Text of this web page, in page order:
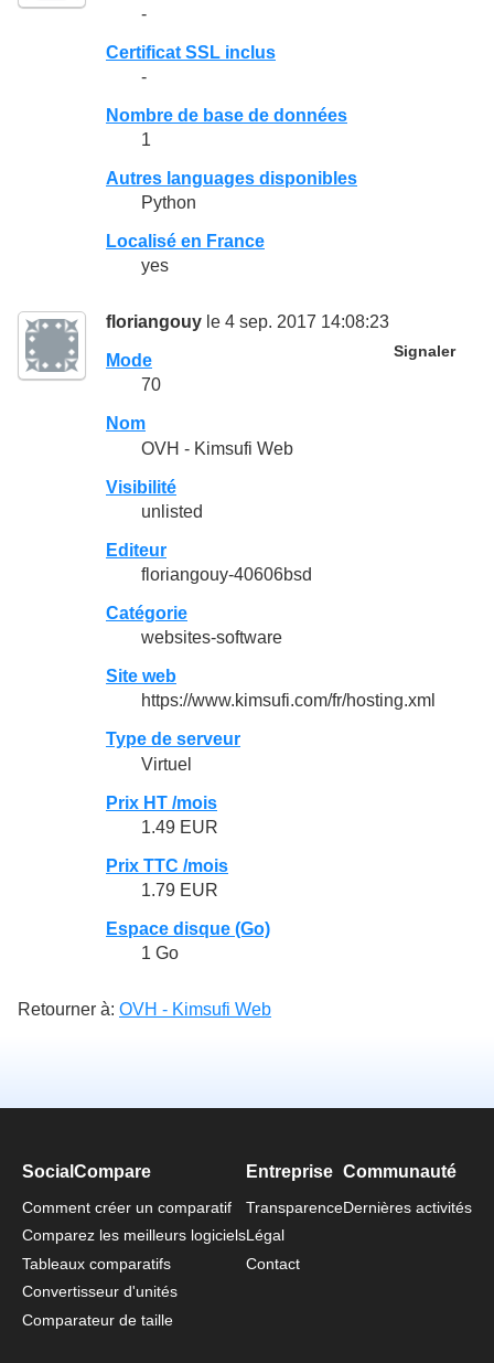
-
Certificat SSL inclus
-
Nombre de base de données
1
Autres languages disponibles
Python
Localisé en France
yes
floriangouy le 4 sep. 2017 14:08:23
Signaler
Mode
70
Nom
OVH - Kimsufi Web
Visibilité
unlisted
Editeur
floriangouy-40606bsd
Catégorie
websites-software
Site web
https://www.kimsufi.com/fr/hosting.xml
Type de serveur
Virtuel
Prix HT /mois
1.49 EUR
Prix TTC /mois
1.79 EUR
Espace disque (Go)
1 Go
Retourner à: OVH - Kimsufi Web
SocialCompare
Comment créer un comparatif
Comparez les meilleurs logiciels
Tableaux comparatifs
Convertisseur d'unités
Comparateur de taille
Entreprise
Transparence
Légal
Contact
Communauté
Dernières activités